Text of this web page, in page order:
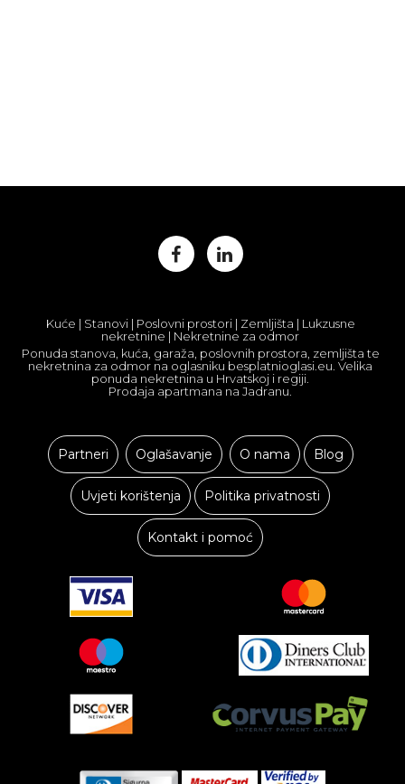
Kuće | Stanovi | Poslovni prostori | Zemljišta | Lukzusne
nekretnine | Nekretnine za odmor
Ponuda stanova, kuća, garaža, poslovnih prostora, zemljišta te
nekretnina za odmor na oglasniku besplatnioglasi.eu. Velika
ponuda nekretnina u Hrvatskoj i regiji.
Prodaja apartmana na Jadranu.
Partneri Oglašavanje O nama Blog
Uvjeti korištenja Politika privatnosti
Kontakt i pomoć